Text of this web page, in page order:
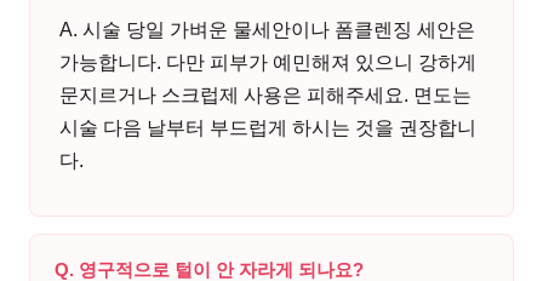
A. 시술 당일 가벼운 물세안이나 폼클렌징 세안은
가능합니다. 다만 피부가 예민해져 있으니 강하게
문지르거나 스크럽제 사용은 피해주세요. 면도는
시술 다음 날부터 부드럽게 하시는 것을 권장합니
다.
Q. 영구적으로 털이 안 자라게 되나요?